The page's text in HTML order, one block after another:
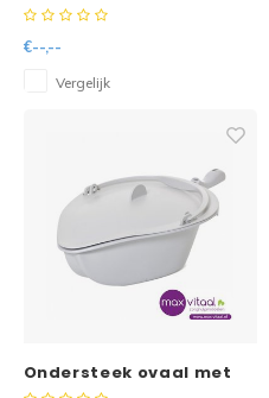
€--,--
Vergelijk
Ondersteek ovaal met